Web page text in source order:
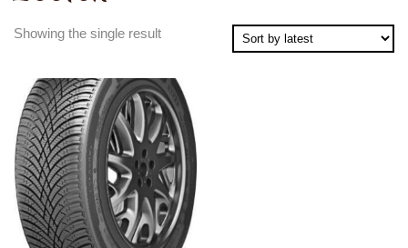
Showing the single result